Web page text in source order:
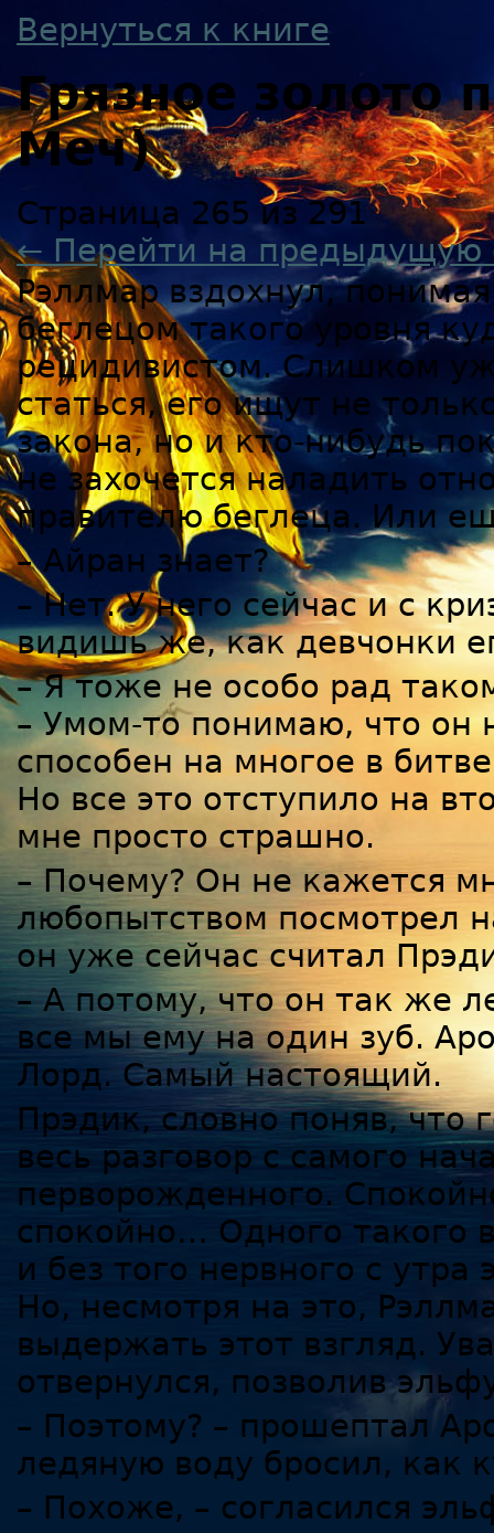
Вернуться к книге
Грязное
Меч)
Страница 265 из 291
← Перейти на предыдущую
Рэллмар вздохнул,
беглецом такого уровня
рецидивистом. Слишком
статься, его ищут не
закона, но и кто-нибудь
не захочется наладить
правителю беглеца. Или
– Айран знает?
– Нет. У него сейчас и с
видишь же, как девчонки
– Я тоже не особо рад
– Умом-то понимаю, что он
способен на многое в
Но все это отступило на
мне просто страшно.
– Почему? Он не кажется
любопытством посмотрел
он уже сейчас считал
– А потому, что он так же
все мы ему на один зуб.
Лорд. Самый настоящий.
Прэдик, словно поняв, что
весь разговор с самого
перворожденного.
спокойно… Одного такого
и без того нервного с
Но, несмотря на это,
выдержать этот взгляд.
отвернулся, позволив
– Поэтому? – прошептал
ледяную воду бросил, как
– Похоже, – согласился